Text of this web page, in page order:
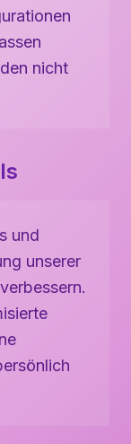
nicht
und
unserer